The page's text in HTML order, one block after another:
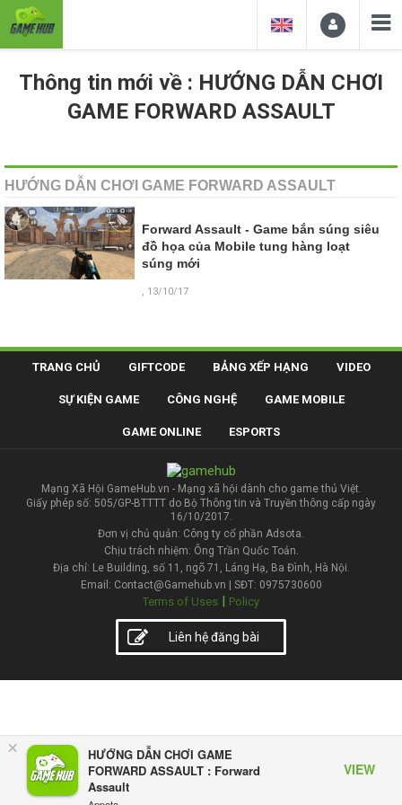
×
HƯỚNG DẪN CHƠI GAME
FORWARD ASSAULT : Forward
Assault
VIEW
Thông tin mới về : HƯỚNG DẪN CHƠI
GAME FORWARD ASSAULT
HƯỚNG DẪN CHƠI GAME FORWARD ASSAULT
Forward Assault - Game bắn súng siêu
đồ họa của Mobile tung hàng loạt
súng mới
, 13/10/17
TRANG CHỦ GIFTCODE BẢNG XẾP HẠNG VIDEO
SỰ KIỆN GAME CÔNG NGHỆ GAME MOBILE
GAME ONLINE ESPORTS
Mạng Xã Hội GameHub.vn - Mạng xã hội dành cho game thủ Việt.
Giấy phép số: 505/GP-BTTTT do Bộ Thông tin và Truyền thông cấp ngày
16/10/2017.
Đơn vị chủ quản: Công ty cổ phần Adsota.
Chịu trách nhiệm: Ông Trần Quốc Toản.
Địa chỉ: Le Building, số 11, ngõ 71, Láng Hạ, Ba Đình, Hà Nội.
Email: Contact@Gamehub.vn | SĐT: 0975730600
Terms of Uses | Policy
Liên hệ đăng bài